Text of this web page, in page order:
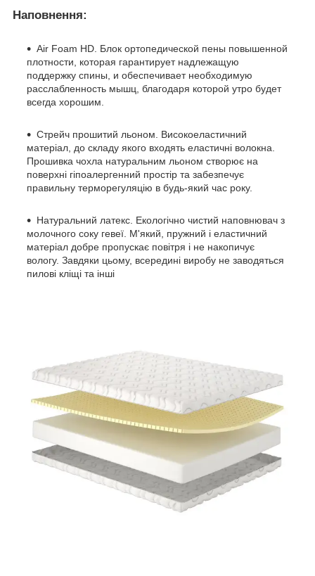
Наповнення:
Air Foam HD. Блок ортопедической пены повышенной
плотности, которая гарантирует надлежащую
поддержку спины, и обеспечивает необходимую
расслабленность мышц, благодаря которой утро будет
всегда хорошим.
Стрейч прошитий льоном. Високоеластичний
матеріал, до складу якого входять еластичні волокна.
Прошивка чохла натуральним льоном створює на
поверхні гіпоалергенний простір та забезпечує
правильну терморегуляцію в будь-який час року.
Натуральний латекс. Екологічно чистий наповнювач з
молочного соку гевеї. М'який, пружний і еластичний
матеріал добре пропускає повітря і не накопичує
вологу. Завдяки цьому, всередині виробу не заводяться
пилові кліщі та інші